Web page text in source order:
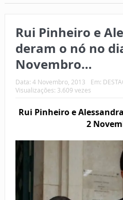
Rui Pinheiro e
deram o nó no
Novembro…
Data: 4 Novembro, 2013 Em:
Visualizações: 3.609 vezes
Rui Pinheiro e
2